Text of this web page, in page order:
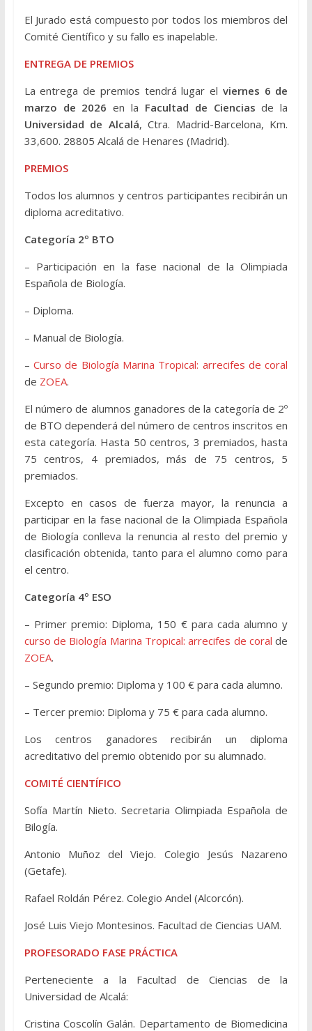
El Jurado está compuesto por todos los miembros del
Comité Científico y su fallo es inapelable.
ENTREGA DE PREMIOS
La entrega de premios tendrá lugar el viernes 6 de
marzo de 2026 en la Facultad de Cienciasde la
Universidad de Alcalá, Ctra. Madrid-Barcelona, Km.
33,600. 28805 Alcalá de Henares (Madrid).
PREMIOS
Todos los alumnos y centros participantes recibirán un
diploma acreditativo.
Categoría 2º BTO
– Participación en la fase nacional de la Olimpiada
Española de Biología.
– Diploma.
– Manual de Biología.
–Curso de Biología Marina Tropical: arrecifes de coral
de ZOEA.
El número de alumnos ganadores de la categoría de 2º
de BTO dependerá del número de centros inscritos en
esta categoría. Hasta 50 centros, 3 premiados, hasta
75 centros, 4 premiados, más de 75 centros, 5
premiados.
Excepto en casos de fuerza mayor, la renuncia a
participar en la fase nacional de la Olimpiada Española
de Biología conlleva la renuncia al resto del premio y
clasificación obtenida, tanto para el alumno como para
el centro.
Categoría 4º ESO
– Primer premio: Diploma, 150 € para cada alumno y
curso de Biología Marina Tropical: arrecifes de coral de
ZOEA.
– Segundo premio: Diploma y 100 € para cada alumno.
– Tercer premio: Diploma y 75 € para cada alumno.
Los centros ganadores recibirán un diploma
acreditativo del premio obtenido por su alumnado.
COMITÉ CIENTÍFICO
Sofía Martín Nieto. Secretaria Olimpiada Española de
Bilogía.
Antonio Muñoz del Viejo. Colegio Jesús Nazareno
(Getafe).
Rafael Roldán Pérez. Colegio Andel (Alcorcón).
José Luis Viejo Montesinos. Facultad de Ciencias UAM.
PROFESORADO FASE PRÁCTICA
Perteneciente a la Facultad de Ciencias de la
Universidad de Alcalá:
Cristina Coscolín Galán. Departamento de Biomedicina